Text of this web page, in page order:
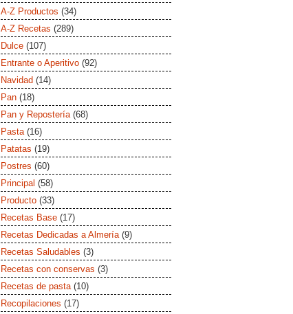
A-Z Productos (34)
A-Z Recetas (289)
Dulce (107)
Entrante o Aperitivo (92)
Navidad (14)
Pan (18)
Pan y Repostería (68)
Pasta (16)
Patatas (19)
Postres (60)
Principal (58)
Producto (33)
Recetas Base (17)
Recetas Dedicadas a Almería (9)
Recetas Saludables (3)
Recetas con conservas (3)
Recetas de pasta (10)
Recopilaciones (17)